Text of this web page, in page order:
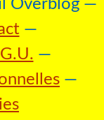
Overblog